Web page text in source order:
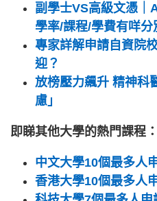
副學士VS高級文憑｜
學率/課程/學費有咩分
專家詳解申請自資院
迎？
放榜壓力飆升 精神科
慮」
即睇其他大學的熱門課程：
中文大學10個最多人
香港大學10個最多人